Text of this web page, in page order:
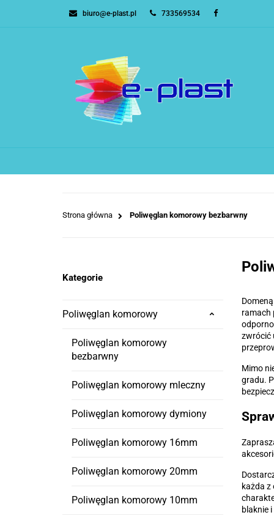
biuro@e-plast.pl 733569534POLIWĘGLAN
BESTSELLERY
Strona główna Poliwęglan komorowy bezbarwny
Kategorie
Poliwęglan komorowy
Poliwęglan komorowy
bezbarwny
Poliwęglan komorowy mleczny
Poliwęglan komorowy dymiony
Poliwęglan komorowy 16mm
Poliwęglan komorowy 20mm
Poliwęglan komorowy 10mm
ramach
zwrócić
Mimo
gradu.
każda z
blaknie